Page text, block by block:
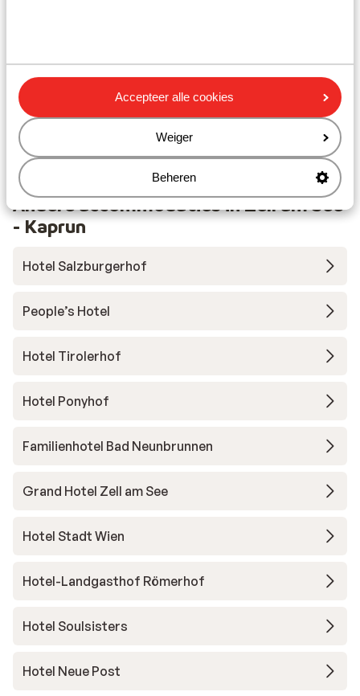
Accepteer alle cookies
Weiger
Beheren
Skilessen
Andere accommodaties in Zell am See
- Kaprun
Hotel Salzburgerhof
People’s Hotel
Hotel Tirolerhof
Hotel Ponyhof
Familienhotel Bad Neunbrunnen
Grand Hotel Zell am See
Hotel Stadt Wien
Hotel-Landgasthof Römerhof
Hotel Soulsisters
Hotel Neue Post